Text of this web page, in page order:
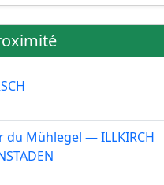
du Mühlegel — ILLKIRCH